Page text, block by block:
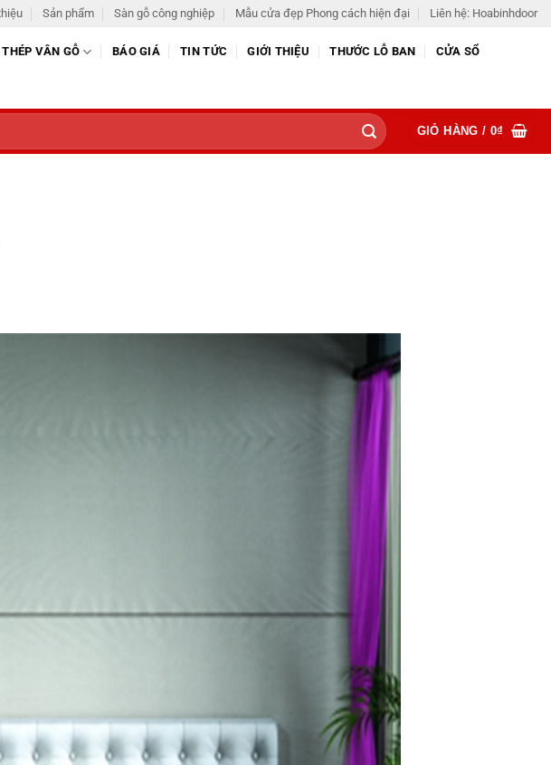
Sản phẩm Sàn gỗ công nghiệp Mẫu cửa đẹp Phong cách hiện đại Liên hệ: Hoabinhdoor
VÂN GỖ BÁO GIÁ TIN TỨC GIỚI THIỆU THƯỚC LỖ BAN CỬA SỔ
GIỎ HÀNG / 0₫